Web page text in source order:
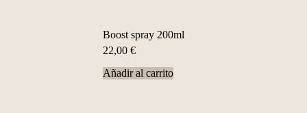
Boost spray 200ml
22,00 €
Añadir al carrito